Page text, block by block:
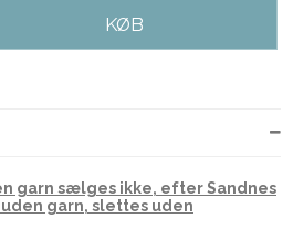
KØB
garn sælges ikke, efter Sandnes
garn, slettes uden